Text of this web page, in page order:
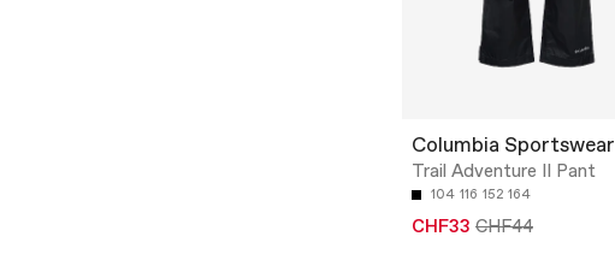
Columbia Sportswear
Trail Adventure II Pant
104 116 152 164
CHF33 CHF44